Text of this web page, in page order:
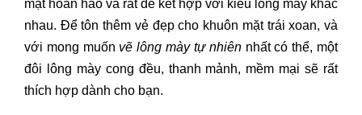
mặt hoàn hảo và rất dễ kết hợp với kiểu lông mày khác
nhau. Để tôn thêm vẻ đẹp cho khuôn mặt trái xoan, và
với mong muốn vẽ lông mày tự nhiênnhất có thể, một
đôi lông mày cong đều, thanh mảnh, mềm mại sẽ rất
thích hợp dành cho bạn.